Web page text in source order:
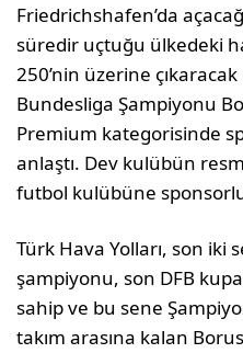
Friedrichshafen’da
süredir uçtuğu ülkedeki
250’nin üzerine
Bundesliga Şampiyonu
Premium kategorisinde
anlaştı. Dev kulübün
futbol kulübüne
Türk Hava Yolları, son iki
şampiyonu, son DFB
sahip ve bu sene
takım arasına kalan